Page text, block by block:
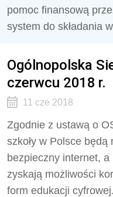
pomoc finansową
system do składania
Ogólnopolska
czerwcu 2018 r.
11 cze 2018
Zgodnie z ustawą o
szkoły w Polsce będą
bezpieczny internet,
zyskają możliwości
form edukacji